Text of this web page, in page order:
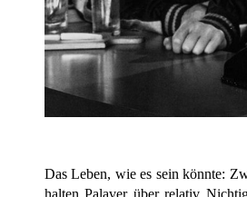
Das Leben, wie es sein könnte:
halten Palaver über relativ